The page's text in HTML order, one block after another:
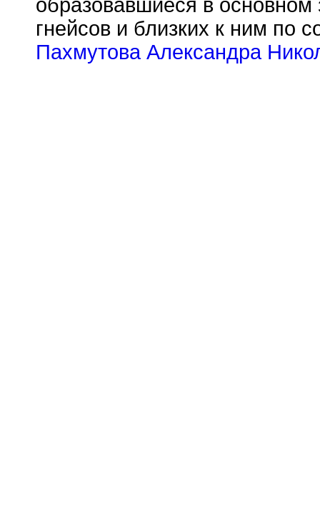
образовавшиеся в основном
гнейсов и близких к ним по
Пахмутова Александра